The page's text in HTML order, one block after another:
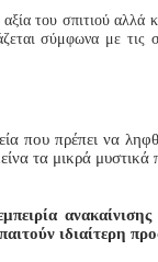
του σπιτιού αλλά
σύμφωνα με τις
που πρέπει να
τα μικρά μυστικά
ιδιαίτερη